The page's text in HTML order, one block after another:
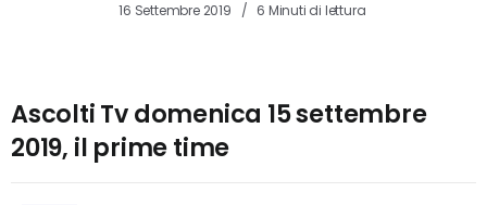
16 Settembre 2019 6 Minuti di lettura
Ascolti Tv domenica 15 settembre
2019, il prime time